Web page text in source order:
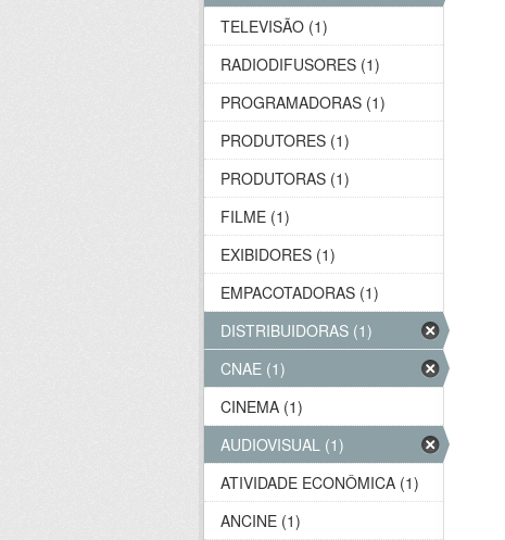
TELEVISÃO (1)
RADIODIFUSORES (1)
PROGRAMADORAS (1)
PRODUTORES (1)
PRODUTORAS (1)
FILME (1)
EXIBIDORES (1)
EMPACOTADORAS (1)
DISTRIBUIDORAS (1)
CNAE (1)
CINEMA (1)
AUDIOVISUAL (1)
ATIVIDADE ECONÔMICA (1)
ANCINE (1)